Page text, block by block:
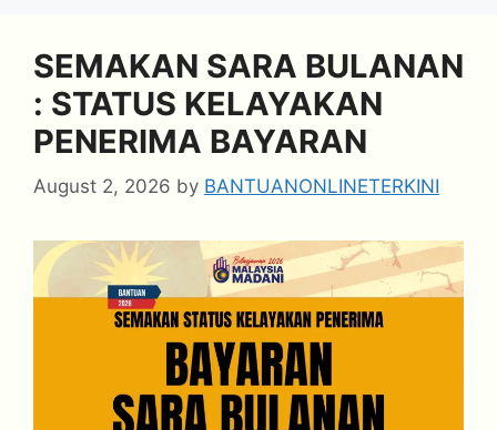
SEMAKAN SARA BULANAN
: STATUS KELAYAKAN
PENERIMA BAYARAN
August 2, 2026 by BANTUANONLINETERKINI